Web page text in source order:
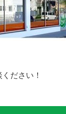
ださい！